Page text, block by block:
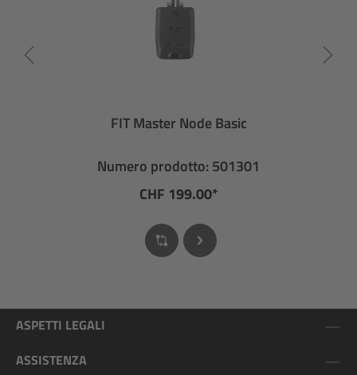
FIT Master Node Basic
Numero prodotto: 501301
CHF 199.00*
ASPETTI LEGALI
ASSISTENZA